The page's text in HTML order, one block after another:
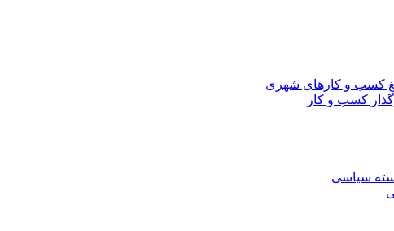
کسب و کارهای شهری
کسب و کار
سیاسی